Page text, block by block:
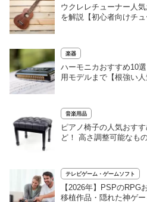
ウクレレチューナー人
を解説【初心者向けチュ
楽器
ハーモニカおすすめ10
用モデルまで【根強い人
音楽用品
ピアノ椅子の人気おす
ど！ 高さ調整可能なも
テレビゲーム・ゲームソフト
【2026年】PSPのRPG
移植作品・隠れた神ゲー